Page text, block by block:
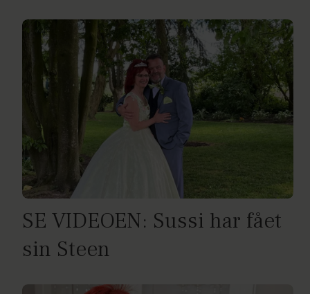
SE VIDEOEN: Sussi har fået
sin Steen